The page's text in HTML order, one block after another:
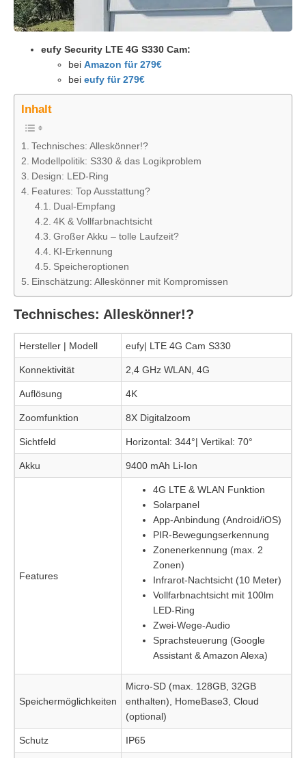
eufy Security LTE 4G S330 Cam:
bei Amazon für 279€
bei eufy für 279€
Inhalt
Technisches: Alleskönner!?
Modellpolitik: S330 & das Logikproblem
Design: LED-Ring
Features: Top Ausstattung?
Dual-Empfang
4K & Vollfarbnachtsicht
Großer Akku – tolle Laufzeit?
KI-Erkennung
Speicheroptionen
Einschätzung: Alleskönner mit Kompromissen
Technisches: Alleskönner!?
Hersteller | Modell eufy| LTE 4G Cam S330
Konnektivität 2,4 GHz WLAN, 4G
Auflösung 4K
Zoomfunktion 8X Digitalzoom
Sichtfeld Horizontal: 344°| Vertikal: 70°
Akku 9400 mAh Li-Ion
Features
4G LTE & WLAN Funktion
Solarpanel
App-Anbindung (Android/iOS)
PIR-Bewegungserkennung
Zonenerkennung (max. 2
Zonen)
Infrarot-Nachtsicht (10 Meter)
Vollfarbnachtsicht mit 100lm
LED-Ring
Zwei-Wege-Audio
Sprachsteuerung (Google
Assistant & Amazon Alexa)
Speichermöglichkeiten
Micro-SD (max. 128GB, 32GB
enthalten), HomeBase3, Cloud
(optional)
Schutz IP65